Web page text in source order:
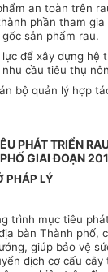
an toàn trên
phần tham
sản phẩm rau.
để xây dựng hệ
cầu tiêu thụ
bộ quản lý hợp
PHÁT TRIỂN
GIAI ĐOẠN
PHÁP LÝ
trình mục tiêu
bàn Thành phố,
giúp bảo vệ
dịch cơ cấu